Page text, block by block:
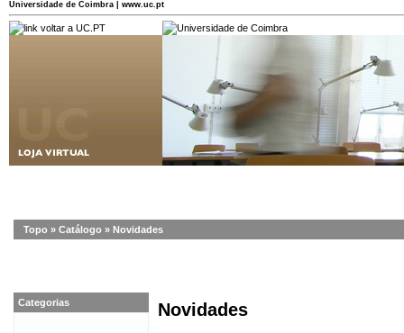
Universidade de Coimbra | www.uc.pt
Topo » Catálogo » Novidades
Novidades
Categorias